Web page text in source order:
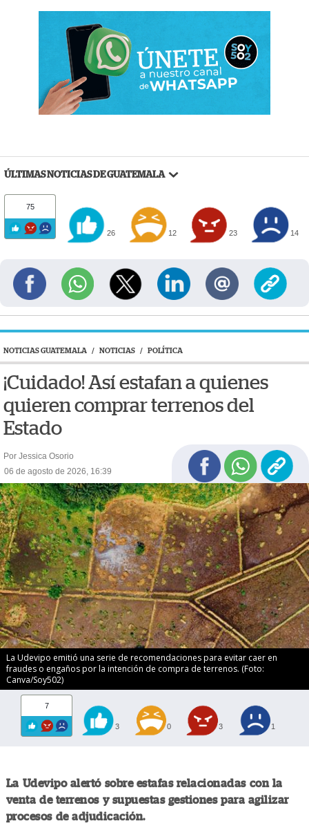
ÚLTIMAS NOTICIAS DE GUATEMALA
75
26 12 23 14
NOTICIAS GUATEMALA / NOTICIAS / POLÍTICA
¡Cuidado! Así estafan a quienes
quieren comprar terrenos del
Estado
Por Jessica Osorio
06 de agosto de 2026, 16:39
La Udevipo emitió una serie de recomendaciones para evitar caer en
fraudes o engaños por la intención de compra de terrenos. (Foto:
Canva/Soy502)
7
3 0 3 1
La Udevipo alertó sobre estafas relacionadas con la
venta de terrenos y supuestas gestiones para agilizar
procesos de adjudicación.